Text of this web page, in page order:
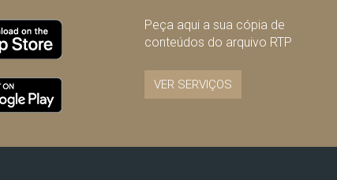
Peça aqui a sua cópia de
conteúdos do arquivo RTP
VER SERVIÇOS